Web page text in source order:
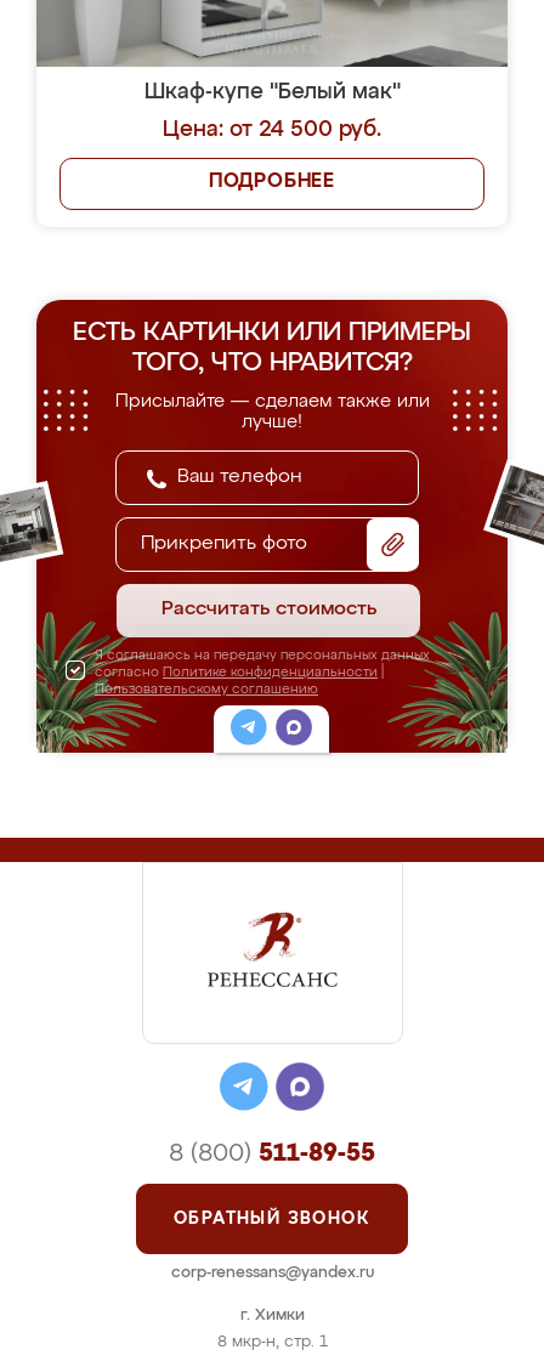
Шкаф-купе "Белый мак"
Цена: от 24 500 руб.
ПОДРОБНЕЕ
ЕСТЬ КАРТИНКИ ИЛИ ПРИМЕРЫ
ТОГО, ЧТО НРАВИТСЯ?
Присылайте — сделаем также или
лучше!
Прикрепить фото
Рассчитать стоимость
Я соглашаюсь на передачу персональных данных
согласно Политике конфиденциальности
Пользовательскому соглашению
г. Химки
8 мкр-н, стр. 1
8 (800) 511-89-55
ОБРАТНЫЙ ЗВОНОК
corp-renessans@yandex.ru